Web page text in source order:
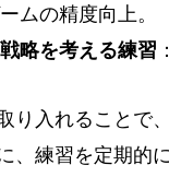
ムの精度向上。
略を考える練習
り入れることで
、練習を定期的